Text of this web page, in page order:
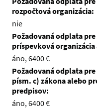
rozpočtová organizácia:
nie
Požadovaná odplata
príspevková
áno, 6400 €
Požadovaná odplata
písm. c) zákona alebo
predpisov:
áno, 6400 €